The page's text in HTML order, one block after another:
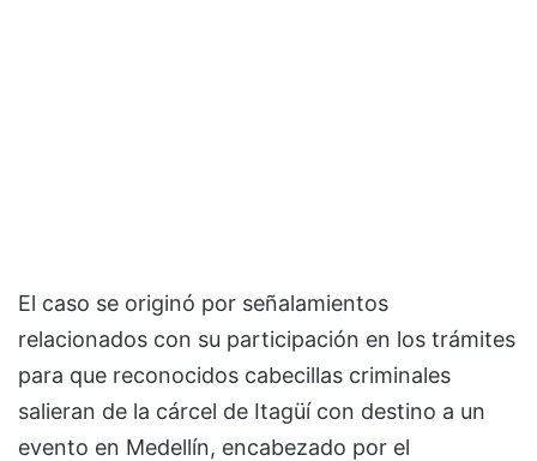
El caso se originó por señalamientos
relacionados con su participación en los trámites
para que reconocidos cabecillas criminales
salieran de la cárcel de Itagüí con destino a un
evento en Medellín, encabezado por el